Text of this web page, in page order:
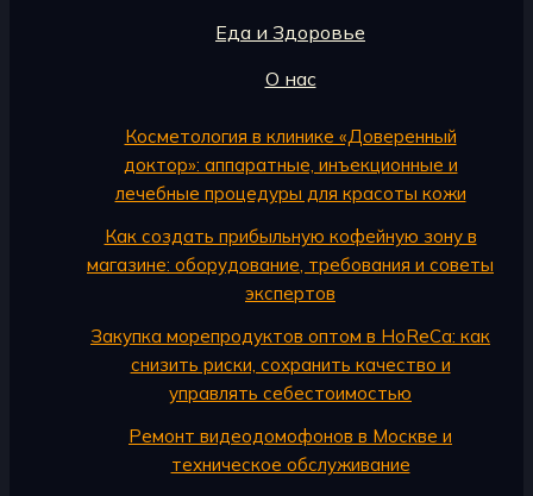
Еда и Здоровье
О нас
Косметология в клинике «Доверенный
доктор»: аппаратные, инъекционные и
лечебные процедуры для красоты кожи
Как создать прибыльную кофейную зону в
магазине: оборудование, требования и советы
экспертов
Закупка морепродуктов оптом в HoReCa: как
снизить риски, сохранить качество и
управлять себестоимостью
Ремонт видеодомофонов в Москве и
техническое обслуживание